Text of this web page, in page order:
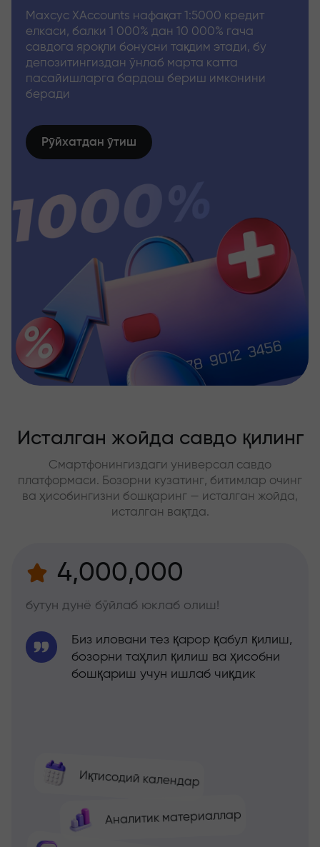
Махсус XAccounts нафақат 1:5000 кредит
елкаси, балки 1 000% дан 10 000% гача
савдога яроқли бонусни тақдим этади, бу
депозитингиздан ўнлаб марта катта
пасайишларга бардош бериш имконини
беради
Рўйхатдан ўтиш
Исталган жойда савдо қилинг
Смартфонингиздаги универсал савдо
платформаси. Бозорни кузатинг, битимлар очинг
ва ҳисобингизни бошқаринг — исталган жойда,
исталган вақтда.
4,000,000
бутун дунё бўйлаб юклаб олиш!
Иқтисодий календар
Аналитик материаллар
Биз иловани тез қарор қабул қилиш,
бозорни таҳлил қилиш ва ҳисобни
бошқариш учун ишлаб чиқдик